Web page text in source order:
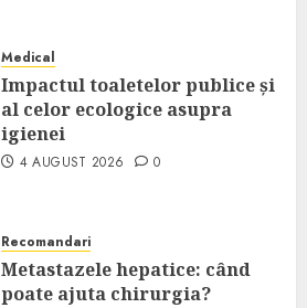
Medical
Impactul toaletelor publice și
al celor ecologice asupra
igienei
4 AUGUST 2026 0
Recomandari
Metastazele hepatice: când
poate ajuta chirurgia?